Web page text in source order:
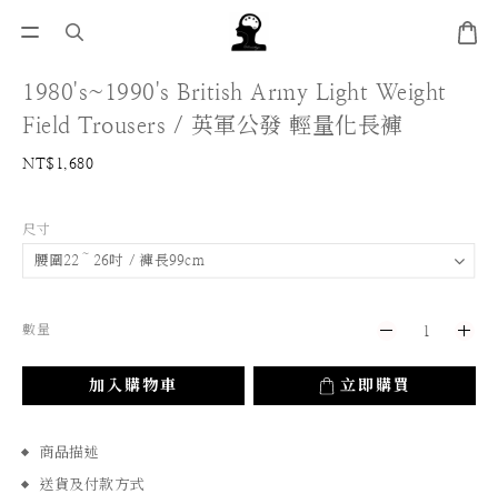
1980's~1990's British Army Light Weight
Field Trousers / 英軍公發 輕量化長褲
NT$1,680
尺寸
數量
加入購物車 立即購買
商品描述
送貨及付款方式